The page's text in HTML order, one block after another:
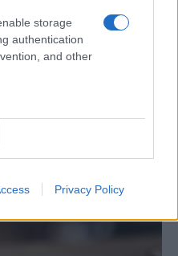
storage
authentication
and other
Privacy Policy